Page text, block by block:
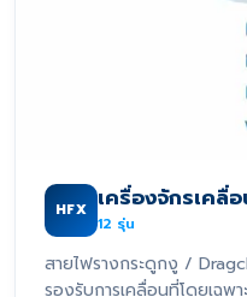
HFX เครื่องจักรเคลื่
12 รุ่น
สายไฟรางกระดูกงู /
รองรับการเคลื่อนที่โดยเฉพ